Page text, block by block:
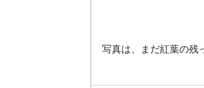
写真は、まだ紅葉の残